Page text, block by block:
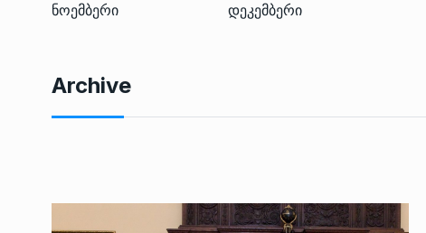
ნოემბერი
დეკემბერი
Archive